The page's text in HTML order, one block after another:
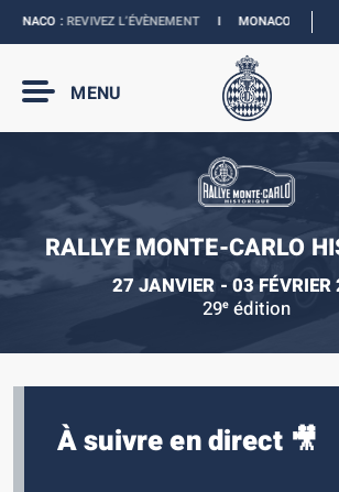
:REVIVEZ L’ÉVÈNEMENTI MONACO E-PRIX
MENU
RALLYE MONTE-CARLO
27 JANVIER - 03
29e édition
À suivre en direct 🎥